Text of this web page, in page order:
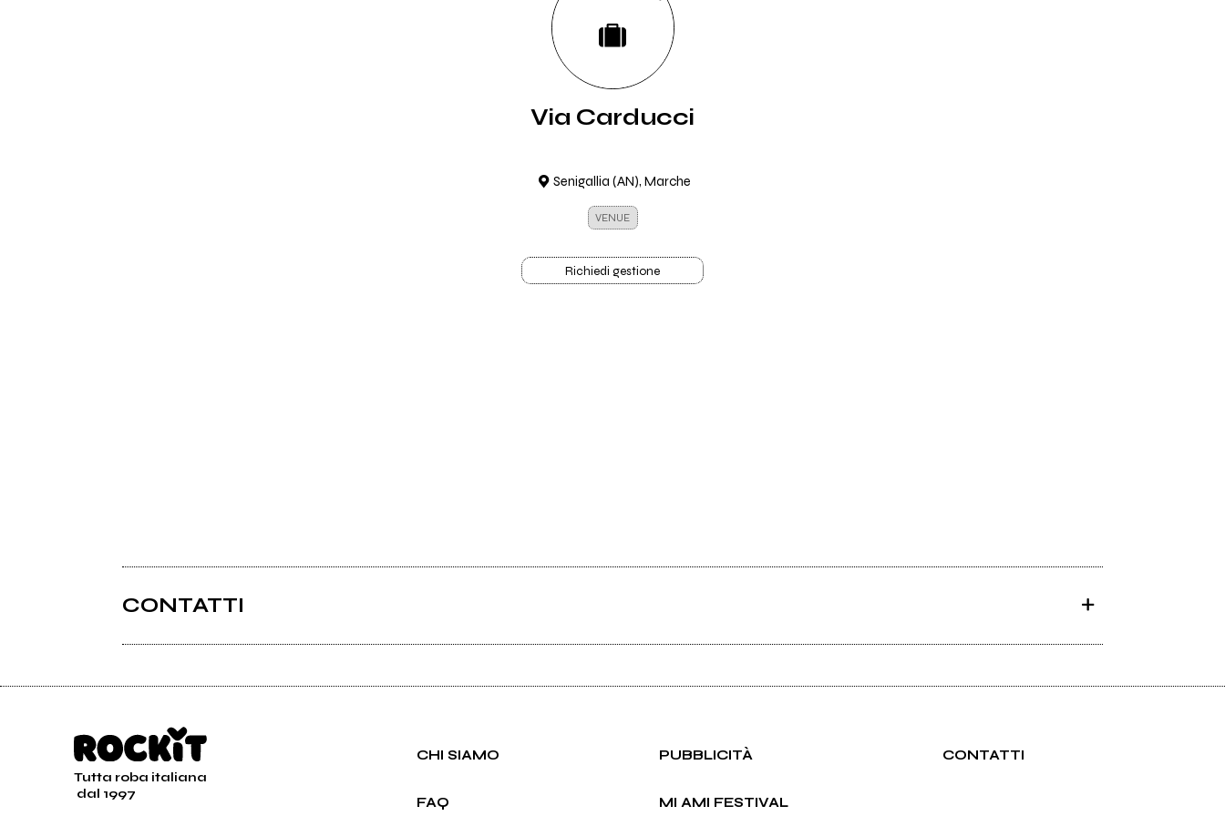
Via Carducci
Senigallia (AN), Marche
VENUE
Richiedi gestione
CONTATTI
Tutta roba italiana
dal 1997
CHI SIAMO PUBBLICITÀ CONTATTI
FAQ MI AMI FESTIVAL